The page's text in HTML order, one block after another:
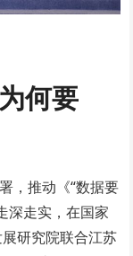
何要
，推动《“数据要
深走实，在国家
研究院联合江苏